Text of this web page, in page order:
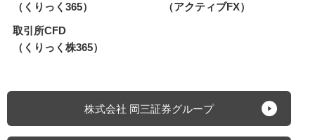
（くりっく365）
（アクティブFX）
取引所CFD
（くりっく株365）
株式会社 岡三証券グループ